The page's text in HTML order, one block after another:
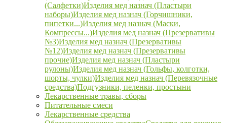
(Салфетки)Изделия мед назнач (Пластыри
наборы)Изделия мед назнач (Горчишники,
пипетки...)Изделия мед назнач (Маски,
Компрессы...)Изделия мед назнач (Презервативы
№3)Изделия мед назнач (Презервативы
№12)Изделия мед назнач (Презервативы
прочие)Изделия мед назнач (Пластыри
рулоны)Изделия мед назнач (Гольфы, колготки,
шорты, чулки)Изделия мед назнач (Перевязочные
средства)Подгузники, пеленки, простыни
Лекарственные травы, сборы
Питательные смеси
Лекарственные средства